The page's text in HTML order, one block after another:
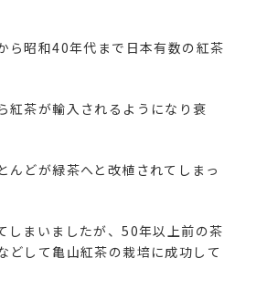
ら昭和40年代まで日本有数の紅茶
紅茶が輸入されるようになり衰
んどが緑茶へと改植されてしまっ
しまいましたが、50年以上前の茶
どして亀山紅茶の栽培に成功して